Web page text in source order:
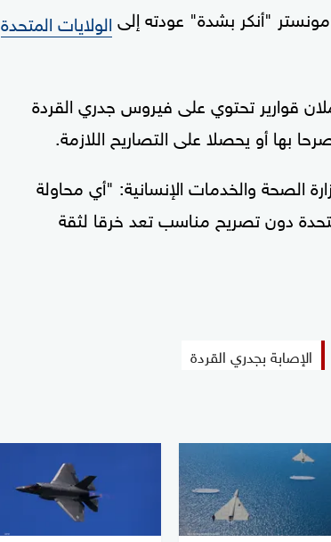
"أنكر بشدة" عودته إلى الولايات المتحدة
قوارير تحتوي على فيروس جدري القردة
بها أو يحصلا على التصاريح اللازمة.
والخدمات الإنسانية: "أي محاولة
دون تصريح مناسب تعد خرقا لثقة
الإصابة بجدري القردة